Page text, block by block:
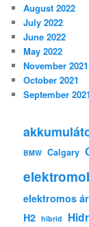
August 2022
July 2022
June 2022
May 2022
November 2021
October 2021
September 2021
BMW Calgary
elektromos
H2 hibrid